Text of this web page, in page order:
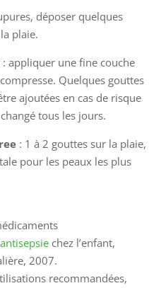
déposer quelques
plaie.
: appliquer une fine couche
Quelques gouttes
ajoutées en cas de risque
tous les jours.
: 1 à 2 gouttes sur la plaie,
pour les peaux les plus
antisepsie chez l’enfant,
2007.
recommandées,